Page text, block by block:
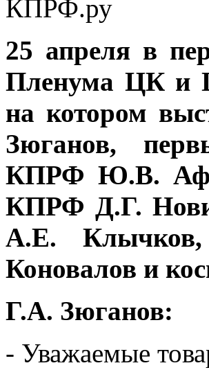
КПРФ.ру
25 апреля в
Пленума ЦК и
на котором
Зюганов,
КПРФ Ю.В.
КПРФ Д.Г.
А.Е. Клычков,
Коновалов и
Г.А. Зюганов:
- Уважаемые